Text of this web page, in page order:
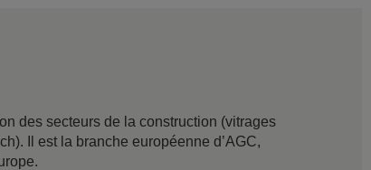
des secteurs de la construction (vitrages
Il est la branche européenne d’AGC,